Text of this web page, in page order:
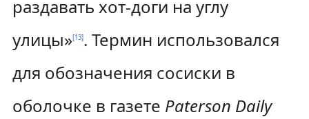
раздавать хот-доги на углу
улицы»[13]. Термин использовался
для обозначения сосиски в
оболочке в газете Paterson Daily